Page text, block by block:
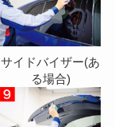
サイドバイザー(あ
る場合)